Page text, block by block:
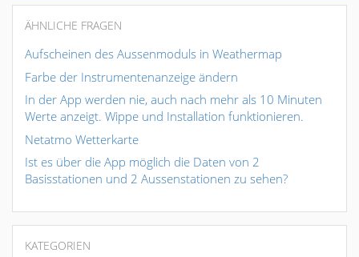
ÄHNLICHE FRAGEN
Aufscheinen des Aussenmoduls in Weathermap
Farbe der Instrumentenanzeige ändern
In der App werden nie, auch nach mehr als 10 Minuten
Werte anzeigt. Wippe und Installation funktionieren.
Netatmo Wetterkarte
Ist es über die App möglich die Daten von 2
Basisstationen und 2 Aussenstationen zu sehen?
KATEGORIEN